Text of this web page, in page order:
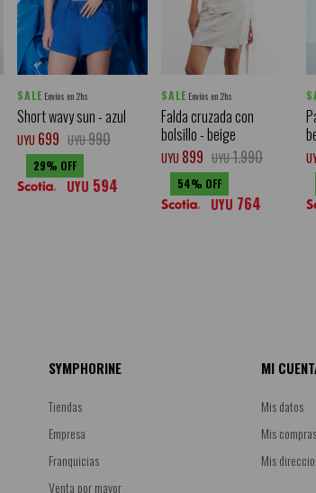
SALE Envíos en 2hs
Short wavy sun - azul
UYU 699 UYU990
29
UYU 594
SALE Envíos en 2hs
Falda cruzada con
bolsillo - beige
UYU 899 UYU1.990
54
UYU 764
SYMPHORINE
Tiendas
Empresa
Franquicias
Venta por mayor
MI
Mis datos
Mis compras
Mis